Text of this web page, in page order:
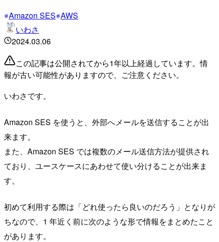
Amazon SES AWS
いわさ
2024.03.06
この記事は公開されてから1年以上経過しています。情
報が古い可能性がありますので、ご注意ください。
いわさです。
Amazon SES を使うと、外部へメールを送信することが出
来ます。
また、Amazon SES では複数のメール送信方法が提供され
ており、ユースケースにあわせて使い分けることが出来ま
す。
初めて利用する際は「どれ使ったら良いのだろう」となりが
ちなので、1 年近く前に次のような形で情報をまとめたこと
があります。